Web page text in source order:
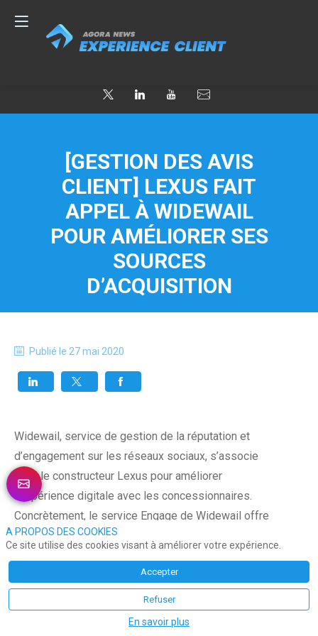
[GESTION DES AVIS
CLIENT] LEXUS FAIT
APPEL À WIDEWAIL
POUR AMÉLIORER SES
SOURCES
D’ACQUISITION
Publié le 27 mai 2020
Widewail, service de gestion de la réputation et
d’engagement sur les réseaux sociaux, s’associe
avec le constructeur Lexus pour améliorer
l’expérience digitale avec les concessionnaires.
Concrètement, le service Engage de Widewail offre
aux concessions un suivi en ligne des évaluations
nouveau service sera opérationnel à partir du 1er
août. Il permettra également de comparer les avis
entre plusieurs concessions et de booster
A PROPOS DES COOKIES
Ce site utilise des cookies visant à améliorer votre expérience.
Accepter
Refuser
En savoir plus